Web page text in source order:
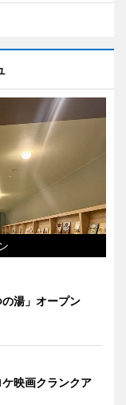
湯」オープン
映画クランクア